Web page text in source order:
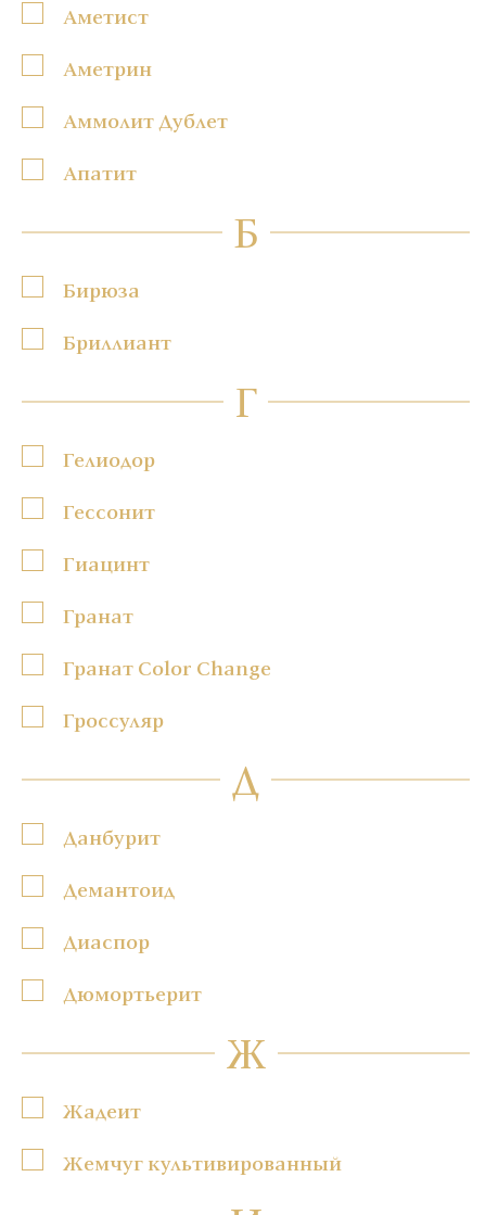
Аметист
Аметрин
Аммолит Дублет
Апатит
Б
Бирюза
Бриллиант
Г
Гелиодор
Гессонит
Гиацинт
Гранат
Гранат Color Change
Гроссуляр
Д
Данбурит
Демантоид
Диаспор
Дюмортьерит
Ж
Жадеит
Жемчуг культивированный